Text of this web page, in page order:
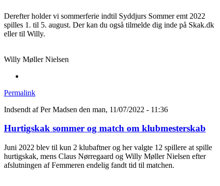
Derefter holder vi sommerferie indtil Syddjurs Sommer emt 2022
spilles 1. til 5. august. Der kan du også tilmelde dig inde på Skak.dk
eller til Willy.
Willy Møller Nielsen
Permalink
Indsendt afPer Madsen den man, 11/07/2022 - 11:36
Hurtigskak sommer og match om klubmesterskab
Juni 2022 blev til kun 2 klubaftner og her valgte 12 spillere at spille
hurtigskak, mens Claus Nørregaard og Willy Møller Nielsen efter
afslutningen af Femmeren endelig fandt tid til matchen.